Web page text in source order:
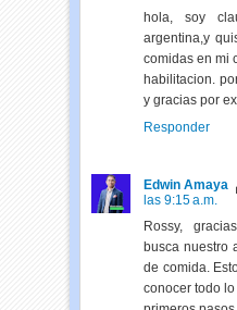
hola, soy
argentina,y
comidas en mi
habilitacion.
y gracias por
Responder
Edwin Amaya
las 9:15 a.m.
Rossy,
busca nuestro
de comida.
conocer todo